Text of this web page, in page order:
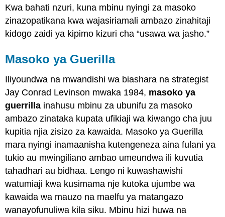
Kwa bahati nzuri, kuna mbinu nyingi za masoko
zinazopatikana kwa wajasiriamali ambazo zinahitaji
kidogo zaidi ya kipimo kizuri cha “usawa wa jasho.”
Masoko ya Guerilla
Iliyoundwa na mwandishi wa biashara na strategist
Jay Conrad Levinson mwaka 1984, masoko ya
guerrilla inahusu mbinu za ubunifu za masoko
ambazo zinataka kupata ufikiaji wa kiwango cha juu
kupitia njia zisizo za kawaida. Masoko ya Guerilla
mara nyingi inamaanisha kutengeneza aina fulani ya
tukio au mwingiliano ambao umeundwa ili kuvutia
tahadhari au bidhaa. Lengo ni kuwashawishi
watumiaji kwa kusimama nje kutoka ujumbe wa
kawaida wa mauzo na maelfu ya matangazo
wanayofunuliwa kila siku. Mbinu hizi huwa na